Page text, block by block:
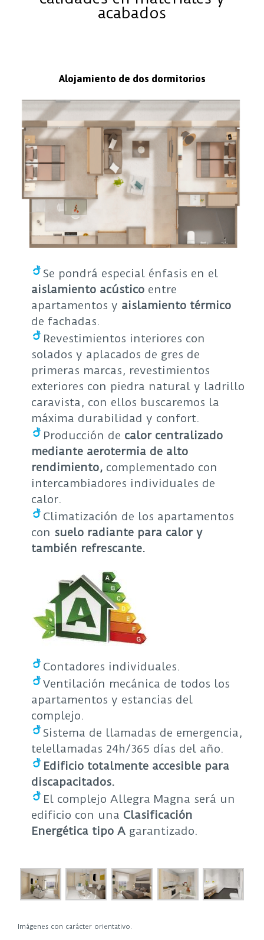
acabados
Alojamiento de dos dormitorios
Se pondrá especial énfasis en el
aislamiento acústico entre
apartamentos y aislamiento térmico
de fachadas.
Revestimientos interiores con
solados y aplacados de gres de
primeras marcas, revestimientos
exteriores con piedra natural y ladrillo
caravista, con ellos buscaremos la
máxima durabilidad y confort.
Producción de calor centralizado
mediante aerotermia de alto
rendimiento, complementado con
intercambiadores individuales de
calor.
Climatización de los apartamentos
con suelo radiante para calor y
también refrescante.
Contadores individuales.
Ventilación mecánica de todos los
apartamentos y estancias del
complejo.
Sistema de llamadas de emergencia,
telellamadas 24h/365 días del año.
Edificio totalmente accesible para
discapacitados.
El complejo Allegra Magna será un
edificio con una Clasificación
Energética tipo A garantizado.
Imágenes con carácter orientativo.